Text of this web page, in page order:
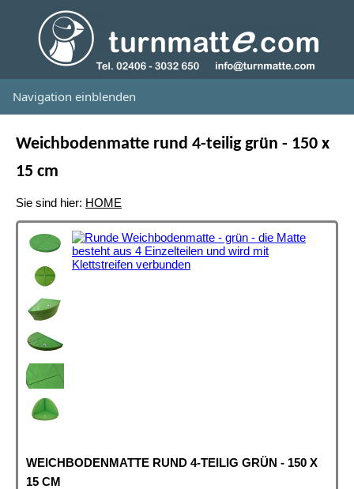
Navigation einblenden
Weichbodenmatte rund 4-teilig grün - 150 x
15 cm
Sie sind hier: HOME
WEICHBODENMATTE RUND 4-TEILIG GRÜN - 150 X
15 CM